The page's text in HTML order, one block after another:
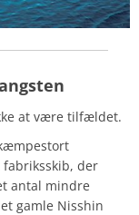
at være tilfældet.
fabriksskib, der
antal mindre
gamle Nisshin